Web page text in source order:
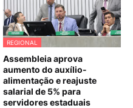
REGIONAL
Assembleia aprova
aumento do auxílio-
alimentação e reajuste
salarial de 5% para
servidores estaduais